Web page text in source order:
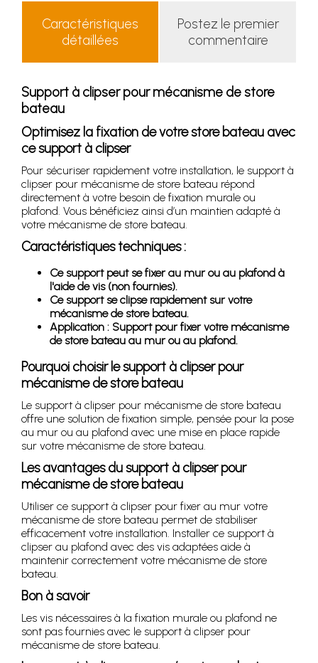
Caractéristiques
détaillées
Postez le premier
commentaire
Support à clipser pour mécanisme de store
bateau
Optimisez la fixation de votre store bateau avec
ce support à clipser
Pour sécuriser rapidement votre installation, le support à
clipser pour mécanisme de store bateau répond
directement à votre besoin de fixation murale ou
plafond. Vous bénéficiez ainsi d’un maintien adapté à
votre mécanisme de store bateau.
Caractéristiques techniques :
Ce support peut se fixer au mur ou au plafond à
l'aide de vis (non fournies).
Ce support se clipse rapidement sur votre
mécanisme de store bateau.
Application : Support pour fixer votre mécanisme
de store bateau au mur ou au plafond.
Pourquoi choisir le support à clipser pour
mécanisme de store bateau
Le support à clipser pour mécanisme de store bateau
offre une solution de fixation simple, pensée pour la pose
au mur ou au plafond avec une mise en place rapide
sur votre mécanisme de store bateau.
Les avantages du support à clipser pour
mécanisme de store bateau
Utiliser ce support à clipser pour fixer au mur votre
mécanisme de store bateau permet de stabiliser
efficacement votre installation. Installer ce support à
clipser au plafond avec des vis adaptées aide à
maintenir correctement votre mécanisme de store
bateau.
Bon à savoir
Les vis nécessaires à la fixation murale ou plafond ne
sont pas fournies avec le support à clipser pour
mécanisme de store bateau.